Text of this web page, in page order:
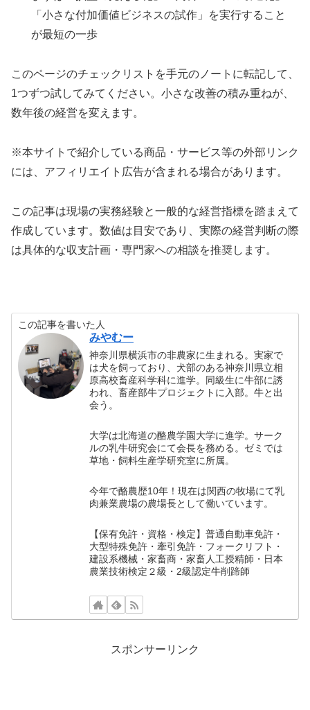
「小さな付加価値ビジネスの試作」を実行すること
が最短の一歩
このページのチェックリストを手元のノートに転記して、
1つずつ試してみてください。小さな改善の積み重ねが、
数年後の経営を変えます。
※本サイトで紹介している商品・サービス等の外部リンク
には、アフィリエイト広告が含まれる場合があります。
この記事は現場の実務経験と一般的な経営指標を踏まえて
作成しています。数値は目安であり、実際の経営判断の際
は具体的な収支計画・専門家への相談を推奨します。
この記事を書いた人
みやむー
神奈川県横浜市の非農家に生まれる。実家で
は犬を飼っており、犬部のある神奈川県立相
原高校畜産科学科に進学。同級生に牛部に誘
われ、畜産部牛プロジェクトに入部。牛と出
会う。
大学は北海道の酪農学園大学に進学。サーク
ルの乳牛研究会にて会長を務める。ゼミでは
草地・飼料生産学研究室に所属。
今年で酪農歴10年！現在は関西の牧場にて乳
肉兼業農場の農場長として働いています。
【保有免許・資格・検定】普通自動車免許・
大型特殊免許・牽引免許・フォークリフト・
建設系機械・家畜商・家畜人工授精師・日本
農業技術検定２級・2級認定牛削蹄師
スポンサーリンク